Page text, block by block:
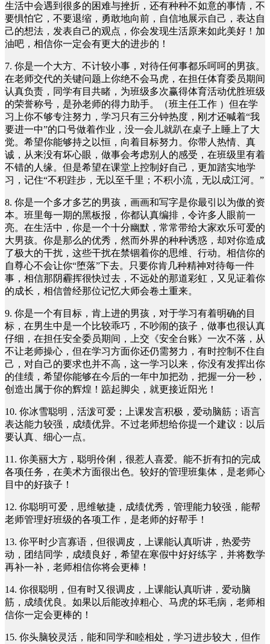
生活中会遇到很多的困难与挫折，还有种种不如意的事情，不
要惧怕它，不要退缩，勇敢地向前，自信地展示自己，表达自
己的想法，发表自己的观点，你会发现生活原来如此美好！加
油吧，相信你一定会有更大的进步的！
7. 你是一个大方、不计较小事，对待任何事都乐呵呵的男孩。
在老师交代的关键问题上你绝不会马虎，在担任体育委员期间
认真负责，同学有目共睹，为班级多次赢得体育活动优胜班级
的荣誉称号，是孙老师的得力助手。（班主任工作 ）但在学
习上你不够专注努力，学习只有三分钟热度，刚才还喊着“我
要进一中”的口号做着作业，没一会儿就趴在桌子上睡上了大
觉。希望你能够持之以恒，向着目标努力。你带人热情、真
诚，从来没有坏心眼，做事会考虑别人的感受，在班级里有着
不错的人缘。但是希望在课堂上控制好自己，更加踏实地学
习，记住“不积跬步，无以至千里；不积小流，无以成江河。”
8. 你是一个多才多艺的男孩，画画和写字是你最引以为傲的资
本。班里每一期的黑板报，你都认真编排，令许多人眼前一
亮。在生活中，你是一个十分幽默，常常带给大家欢乐可爱的
大男孩。你是那么的优秀，然而外界的种种诱惑，却对你造成
了极大的干扰，这些干扰在禁锢着你的思维、行动。相信你的
自尊心不会让你“堕落”下去。只要你肯几种精神对待每一件
事，相信那阴霾挥很快过去，不远处的那道彩虹，又见证着你
的成长，相信曾经那位记忆大师会卷土重来。
9. 你是一个有目标，肯上进的男孩，对于学习有着明确的目
标，在男生中是一个比较乖巧，不吵闹的孩子，做事也很认真
仔细，在担任安全委员期间，上交《安全台账》一次不落，从
不让老师操心，但在学习方面你还仍需努力，有时控制不住自
己，对自己的要求也并不高，这一学习以来，你没有发挥出你
的佳绩，希望你能够在今后的一年中加把劲，把握一分一秒，
创造出属于你的辉煌！踮起脚尖，就更接近阳光！
10. 你冰雪聪明，活泼可爱；上课发言积极，爱动脑筋；语言
表达能力较强，成绩优异。不过老师想给你提一个建议：以后
要认真、细心一点。
11. 你美丽大方，聪明伶俐，很惹人喜爱。能不折有扣的完成
各项任务，在美术方面很出色。较好的管理班集体，是老师心
目中的好孩子！
12. 你聪明可爱，思维敏捷，成绩优秀，管理能力较强，能帮
老师管理好班级的各项工作，是老师的好帮手！
13. 你平时少言寡语，但很调皮，上课能认真听讲，热爱劳
动，团结同学，成绩良好，希望在寒假中好好练字，并将数学
再补一补，老师相信你将会更棒！
14. 你很聪明，但有时又很调皮，上课能认真听讲，爱动脑
筋，成绩优良。如果以后能改掉粗心、马虎的坏毛病，老师相
信你一定会更棒的！
15. 你头脑较灵活，能和同学和睦相处，学习进步较大，但作